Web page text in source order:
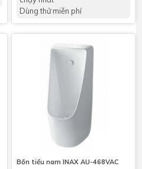
Dùng thử miễn phí
Bồn tiểu nam INAX AU-468VAC